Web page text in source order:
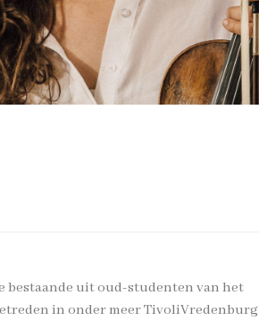
bestaande uit oud-studenten van het
in onder meer TivoliVredenburg